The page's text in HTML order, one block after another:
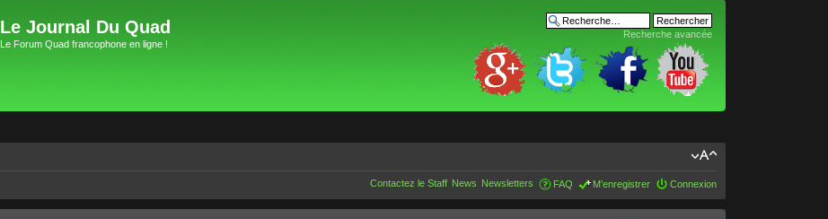
Le Journal Du Quad
Le Forum Quad francophone en ligne !
Recherche avancée
Contactez le Staff News Newsletters FAQ M’enregistrer Connexion